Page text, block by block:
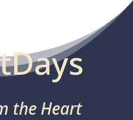
the Heart